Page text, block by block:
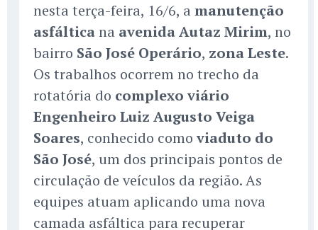
nesta terça-feira, 16/6, a manutenção
asfálticana avenida Autaz Mirim, no
bairro São José Operário, zona Leste.
Os trabalhos ocorrem no trecho da
rotatória do complexo viário
Engenheiro Luiz Augusto Veiga
Soares, conhecido comoviaduto do
São José, um dos principais pontos de
circulação de veículos da região. As
equipes atuam aplicando uma nova
camada asfáltica para recuperar